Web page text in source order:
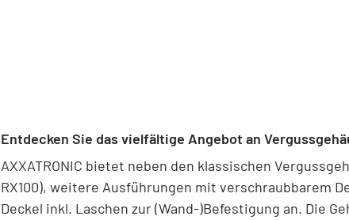
Entdecken Sie das vielfältige Angebot an
AXXATRONIC bietet neben den klassischen
RX100), weitere Ausführungen mit verschraubbarem
Deckel inkl. Laschen zur (Wand-)Befestigung an. Die